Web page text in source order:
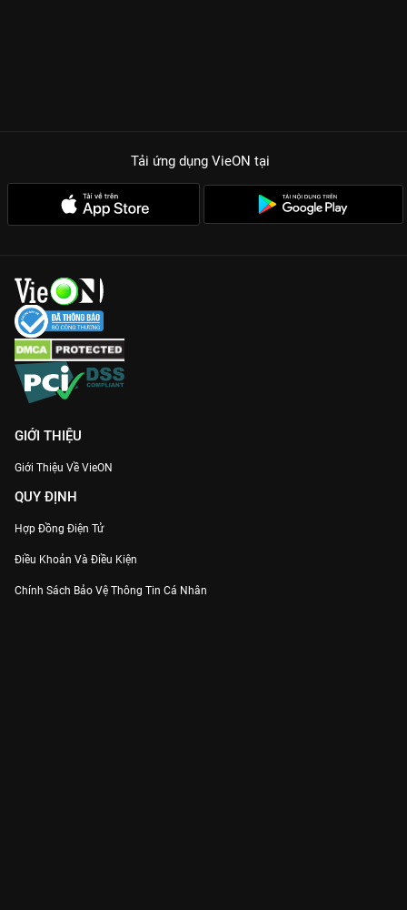
Tải ứng dụng VieON tại
GIỚI THIỆU
Giới Thiệu Về VieON
QUY ĐỊNH
Hợp Đồng Điện Tử
Điều Khoản Và Điều Kiện
Chính Sách Bảo Vệ Thông Tin Cá Nhân